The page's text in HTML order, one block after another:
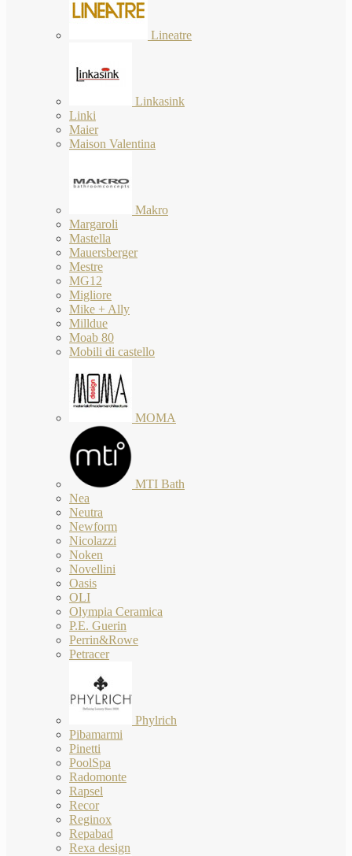
Lineatre
Linkasink
Linki
Maier
Maison Valentina
Makro
Margaroli
Mastella
Mauersberger
Mestre
MG12
Migliore
Mike + Ally
Milldue
Moab 80
Mobili di castello
MOMA
MTI Bath
Nea
Neutra
Newform
Nicolazzi
Noken
Novellini
Oasis
OLI
Olympia Ceramica
P.E. Guerin
Perrin&Rowe
Petracer
Phylrich
Pibamarmi
Pinetti
PoolSpa
Radomonte
Rapsel
Recor
Reginox
Repabad
Rexa design